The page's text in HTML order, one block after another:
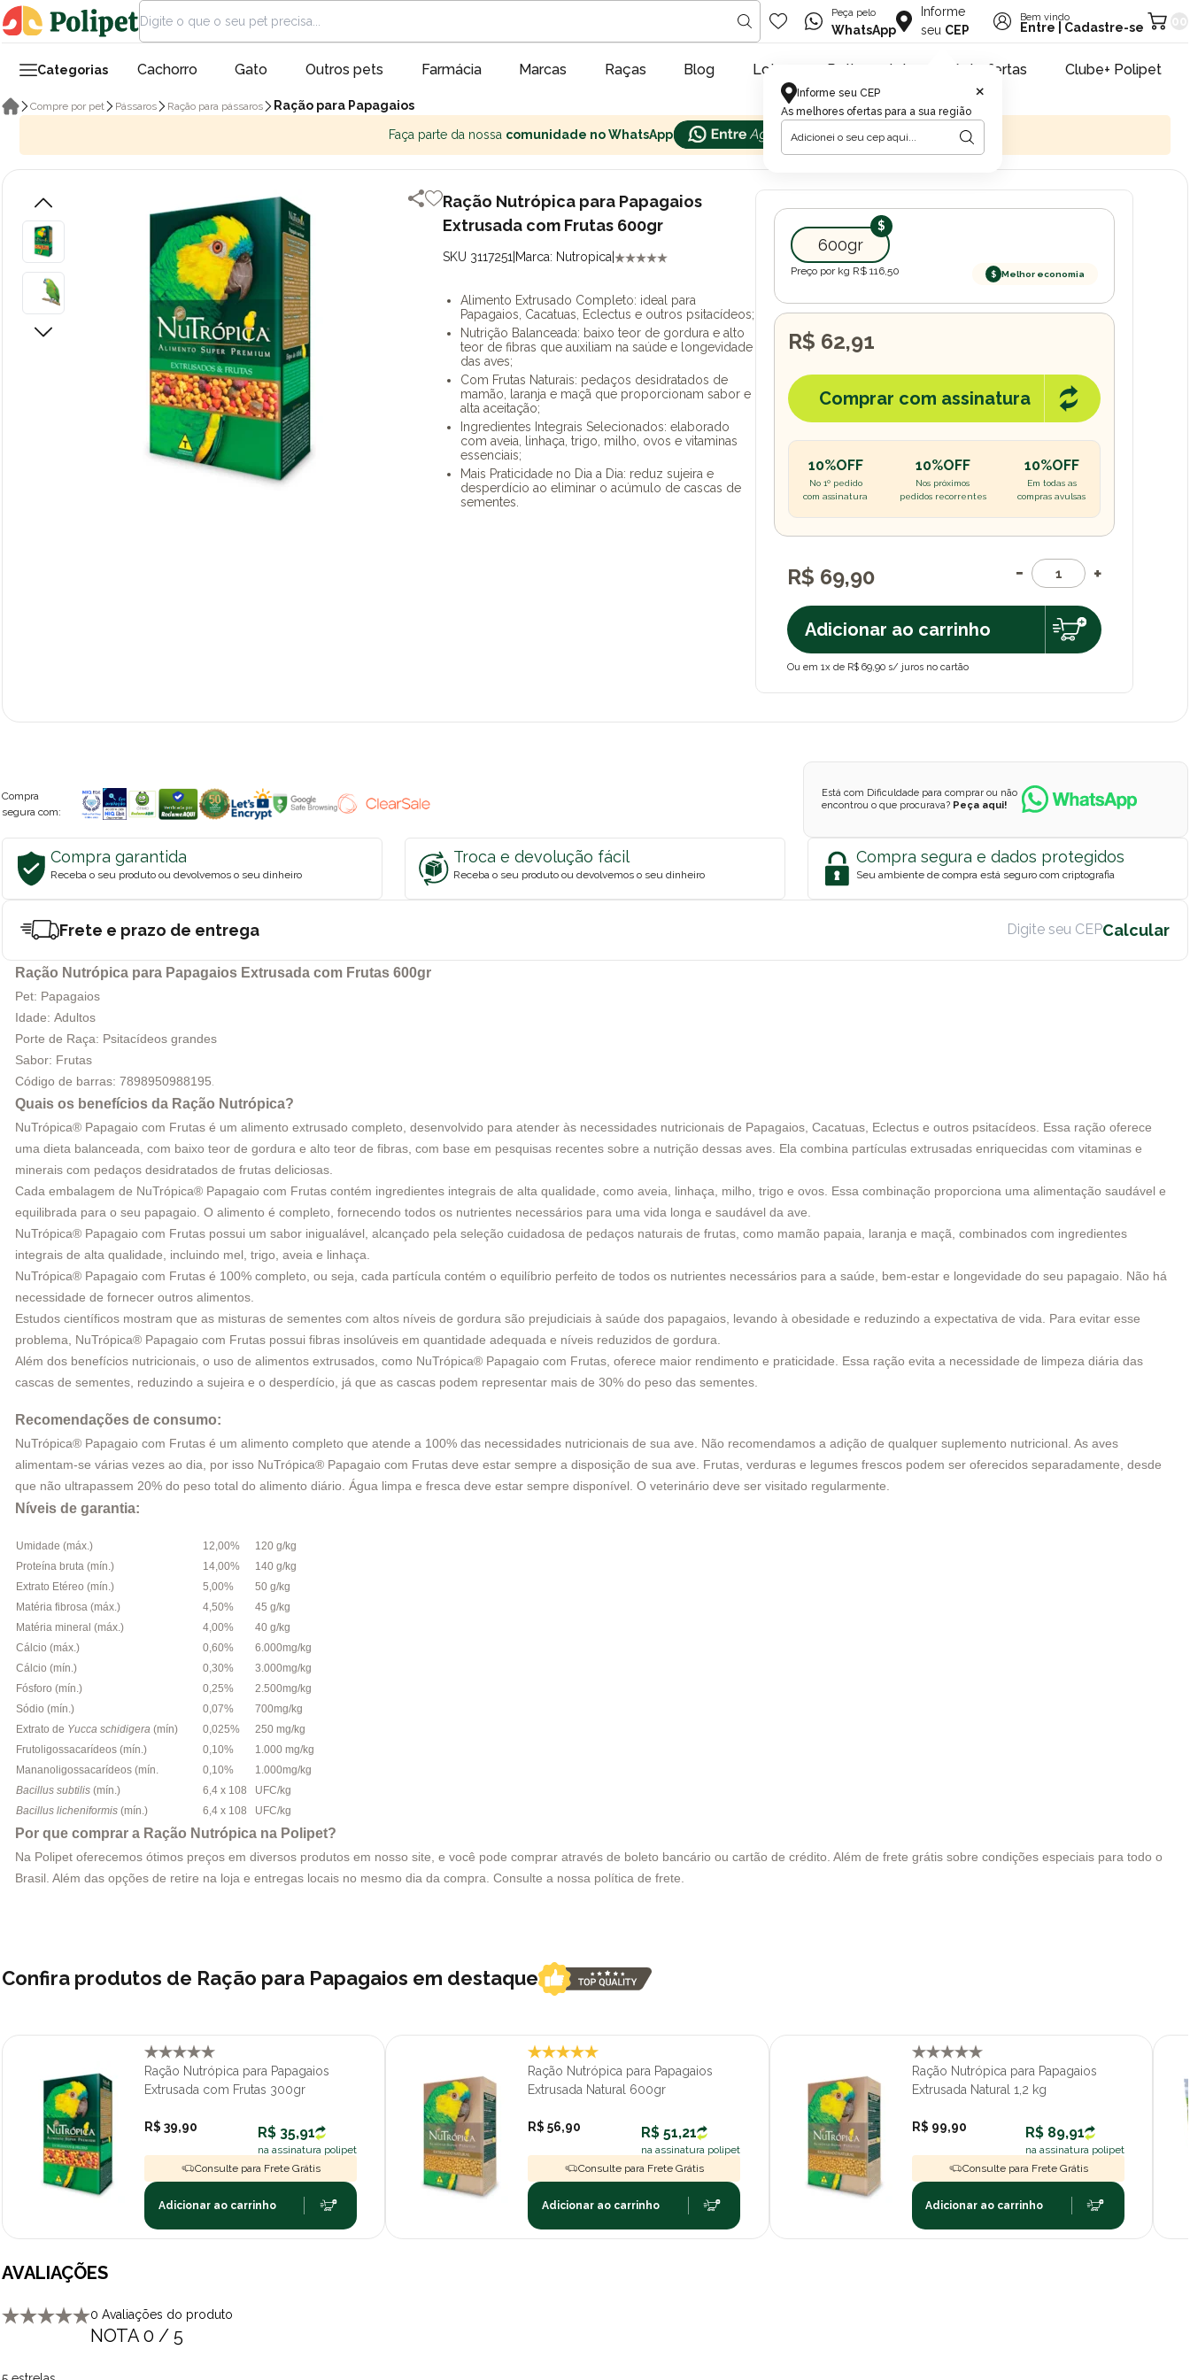
Peça pelo
WhatsApp
Informe
seu CEP
Informe seu CEP
As melhores ofertas para a sua região
×
Bem vindo
Entre Cadastre-se
Categorias Cachorro Gato Outros pets Farmácia Marcas Raças Blog Lojas Retire na loja Pet ofertas Clube+ Polipet
Faça parte da nossa comunidade no WhatsApp
Compre por pet Pássaros Ração para pássaros Ração para Papagaios
Ração Nutrópica para Papagaios
Extrusada com Frutas 600gr
SKU 3117251 Marca: Nutropica |
Alimento Extrusado Completo: ideal para
Papagaios, Cacatuas, Eclectus e outros psitacídeos;
Nutrição Balanceada: baixo teor de gordura e alto
teor de fibras que auxiliam na saúde e longevidade
das aves;
Com Frutas Naturais: pedaços desidratados de
mamão, laranja e maçã que proporcionam sabor e
alta aceitação;
Ingredientes Integrais Selecionados: elaborado
com aveia, linhaça, trigo, milho, ovos e vitaminas
essenciais;
Mais Praticidade no Dia a Dia: reduz sujeira e
desperdício ao eliminar o acúmulo de cascas de
sementes.
600gr
Preço por kg R$116,50 $ Melhor economia
R$ 69,90
Adicionar ao carrinho
Ou em 1x de R$ 69,90 s/ juros no cartão
R$ 62,91
Comprar com assinatura
10%OFF
No 1º pedido
com assinatura
10%OFF
Nos próximos
pedidos recorrentes
10%OFF
Em todas as
compras avulsas
Compra
segura com:
Está com Dificuldade para comprar ou não
encontrou o que procurava? Peça aqui!
Compra garantida
Receba o seu produto ou devolvemos o seu dinheiro
Troca e devolução fácil
Receba o seu produto ou devolvemos o seu dinheiro
Compra segura e dados protegidos
Seu ambiente de compra está seguro com criptografia
Frete e prazo de entrega
Ração Nutrópica para Papagaios Extrusada com Frutas 600gr
Pet: Papagaios
Idade: Adultos
Porte de Raça: Psitacídeos grandes
Sabor: Frutas
Código de barras: 7898950988195
Quais os benefícios da Ração Nutrópica?
NuTrópica® Papagaio com Frutas é um alimento extrusado completo, desenvolvido para atender às necessidades nutricionais de Papagaios, Cacatuas, Eclectus e outros psitacídeos. Essa ração oferece
uma dieta balanceada, com baixo teor de gordura e alto teor de fibras, com base em pesquisas recentes sobre a nutrição dessas aves. Ela combina partículas extrusadas enriquecidas com vitaminas e
minerais com pedaços desidratados de frutas deliciosas.
Cada embalagem de NuTrópica® Papagaio com Frutas contém ingredientes integrais de alta qualidade, como aveia, linhaça, milho, trigo e ovos. Essa combinação proporciona uma alimentação saudável e
equilibrada para o seu papagaio. O alimento é completo, fornecendo todos os nutrientes necessários para uma vida longa e saudável da ave.
NuTrópica® Papagaio com Frutas possui um sabor inigualável, alcançado pela seleção cuidadosa de pedaços naturais de frutas, como mamão papaia, laranja e maçã, combinados com ingredientes
integrais de alta qualidade, incluindo mel, trigo, aveia e linhaça.
NuTrópica® Papagaio com Frutas é 100% completo, ou seja, cada partícula contém o equilíbrio perfeito de todos os nutrientes necessários para a saúde, bem-estar e longevidade do seu papagaio. Não há
necessidade de fornecer outros alimentos.
Estudos científicos mostram que as misturas de sementes com altos níveis de gordura são prejudiciais à saúde dos papagaios, levando à obesidade e reduzindo a expectativa de vida. Para evitar esse
problema, NuTrópica® Papagaio com Frutas possui fibras insolúveis em quantidade adequada e níveis reduzidos de gordura.
Além dos benefícios nutricionais, o uso de alimentos extrusados, como NuTrópica® Papagaio com Frutas, oferece maior rendimento e praticidade. Essa ração evita a necessidade de limpeza diária das
cascas de sementes, reduzindo a sujeira e o desperdício, já que as cascas podem representar mais de 30% do peso das sementes.
Recomendações de consumo:
NuTrópica® Papagaio com Frutas é um alimento completo que atende a 100% das necessidades nutricionais de sua ave. Não recomendamos a adição de qualquer suplemento nutricional. As aves
alimentam-se várias vezes ao dia, por isso NuTrópica® Papagaio com Frutas deve estar sempre a disposição de sua ave. Frutas, verduras e legumes frescos podem ser oferecidos separadamente, desde
que não ultrapassem 20% do peso total do alimento diário. Água limpa e fresca deve estar sempre disponível. O veterinário deve ser visitado regularmente.
Níveis de garantia:
Umidade (máx.) 12,00%
120 g/kg
Proteína bruta (mín.)
14,00%
140 g/kg
Extrato Etéreo (mín.)
5,00%
50 g/kg
Matéria fibrosa (máx.)
4,50%
45 g/kg
Matéria mineral (máx.)
4,00%
40 g/kg
Cálcio (máx.)
0,60%
6.000mg/kg
Cálcio (mín.)
0,30%
3.000mg/kg
Fósforo (mín.)
0,25%
2.500mg/kg
Sódio (mín.)
0,07%
700mg/kg
Extrato de Yucca schidigera (mín) 0,025%
250 mg/kg
Frutoligossacarídeos (mín.)
0,10%
1.000 mg/kg
Mananoligossacarídeos (mín.
0,10%
1.000mg/kg
Bacillus subtilis (mín.) 6,4 x 108
UFC/kg
Bacillus licheniformis (mín.) 6,4 x 108 UFC/kg
Por que comprar a Ração Nutrópica na Polipet?
Na Polipet oferecemos ótimos preços em diversos produtos em nosso site, e você pode comprar através de boleto bancário ou cartão de crédito. Além de frete grátis sobre condições especiais para todo o
Brasil. Além das opções de retire na loja e entregas locais no mesmo dia da compra. Consulte a nossa política de frete
Confira produtos de Ração para Papagaios em destaque
Ração Nutrópica para Papagaios
Extrusada com Frutas 300gr
R$ 39,90 R$ 35,91
na assinatura polipet
Consulte para Frete Grátis
Adicionar ao carrinho
Ração Nutrópica para Papagaios
Extrusada Natural 600gr
R$ 56,90 R$ 51,21
na assinatura polipet
Consulte para Frete Grátis
Adicionar ao carrinho
Ração Nutrópica para Papagaios
Extrusada Natural 1,2 kg
R$ 99,90 R$ 89,91
na assinatura polipet
Consulte para Frete Grátis
Adicionar ao carrinho
AVALIAÇÕES
0 Avaliações do produto
NOTA 0 / 5